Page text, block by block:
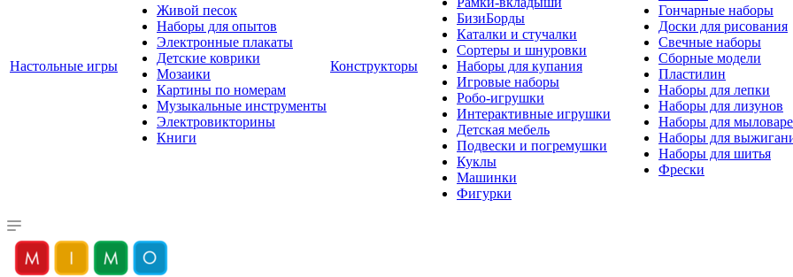
Настольные игры
Живой песок
Наборы для опытов
Электронные плакаты
Детские коврики
Мозаики
Картины по номерам
Музыкальные инструменты
Электровикторины
Книги
Конструкторы
БизиБорды
Каталки и стучалки
Сортеры и шнуровки
Наборы для купания
Игровые наборы
Робо-игрушки
Интерактивные игрушки
Детская мебель
Подвески и погремушки
Куклы
Машинки
Фигурки
Гончарные наборы
Доски для рисования
Свечные наборы
Сборные модели
Пластилин
Наборы для лепки
Наборы для лизунов
Наборы для
Наборы для
Наборы для шитья
Фрески